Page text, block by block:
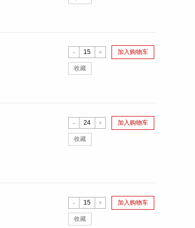
- + 加入购物车
收藏
- + 加入购物车
收藏
- + 加入购物车
收藏